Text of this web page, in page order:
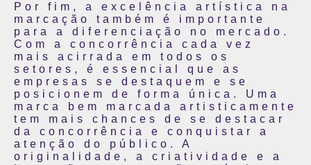
Por fim, a excelência artística na
marcação também é importante
para a diferenciação no mercado.
Com a concorrência cada vez
mais acirrada em todos os
setores, é essencial que as
empresas se destaquem e se
posicionem de forma única. Uma
marca bem marcada artisticamente
tem mais chances de se destacar
da concorrência e conquistar a
atenção do público. A
originalidade, a criatividade e a